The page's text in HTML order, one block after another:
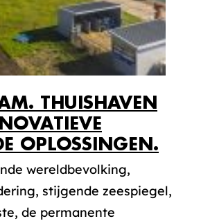
THUISHAVEN
OPLOSSINGEN.
wereldbevolking,
stijgende zeespiegel,
de permanente